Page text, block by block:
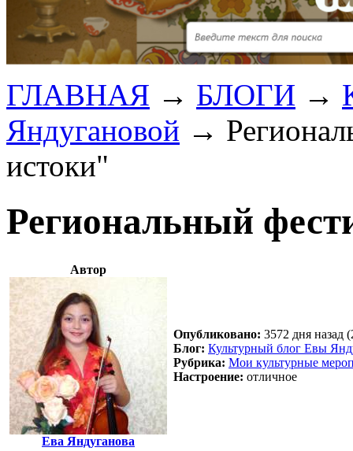
ГЛАВНАЯ → БЛОГИ →
Яндугановой →
истоки"
Региональный
Автор
Ева Яндуганова
Опубликовано: 3572 дня назад
Блог: Культурный блог Евы
Рубрика: Мои культурные
Настроение: отличное